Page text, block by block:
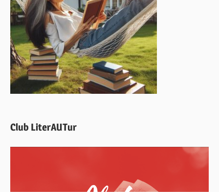
Club LiterAUTur